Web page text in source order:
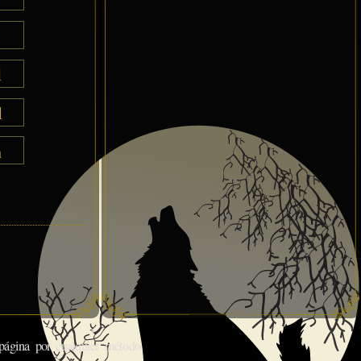
por cualquier método.